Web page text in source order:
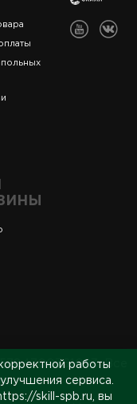
Все
работы
сервиса.
skill-spb.ru, вы